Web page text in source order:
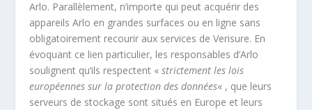
Arlo. Parallèlement, n’importe qui peut acquérir des
appareils Arlo en grandes surfaces ou en ligne sans
obligatoirement recourir aux services de Verisure. En
évoquant ce lien particulier, les responsables d’Arlo
soulignent qu’ils respectent «strictement les lois
européennes sur la protection des données« , que leurs
serveurs de stockage sont situés en Europe et leurs